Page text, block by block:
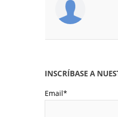
INSCRÍBASE A
Email*